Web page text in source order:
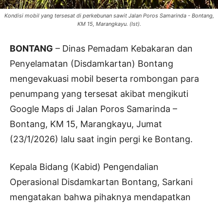
Kondisi mobil yang tersesat di perkebunan sawit Jalan Poros Samarinda - Bontang,
KM 15, Marangkayu. (Ist).
BONTANG – Dinas Pemadam Kebakaran dan
Penyelamatan (Disdamkartan) Bontang
mengevakuasi mobil beserta rombongan para
penumpang yang tersesat akibat mengikuti
Google Maps di Jalan Poros Samarinda –
Bontang, KM 15, Marangkayu, Jumat
(23/1/2026) lalu saat ingin pergi ke Bontang.
Kepala Bidang (Kabid) Pengendalian
Operasional Disdamkartan Bontang, Sarkani
mengatakan bahwa pihaknya mendapatkan